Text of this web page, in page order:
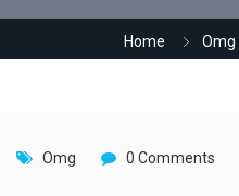
Home Omg
Omg 0 Comments